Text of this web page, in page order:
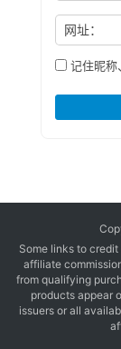
网址：
记住昵称
Some links to
affiliate
from qualifying
products appear
issuers or all